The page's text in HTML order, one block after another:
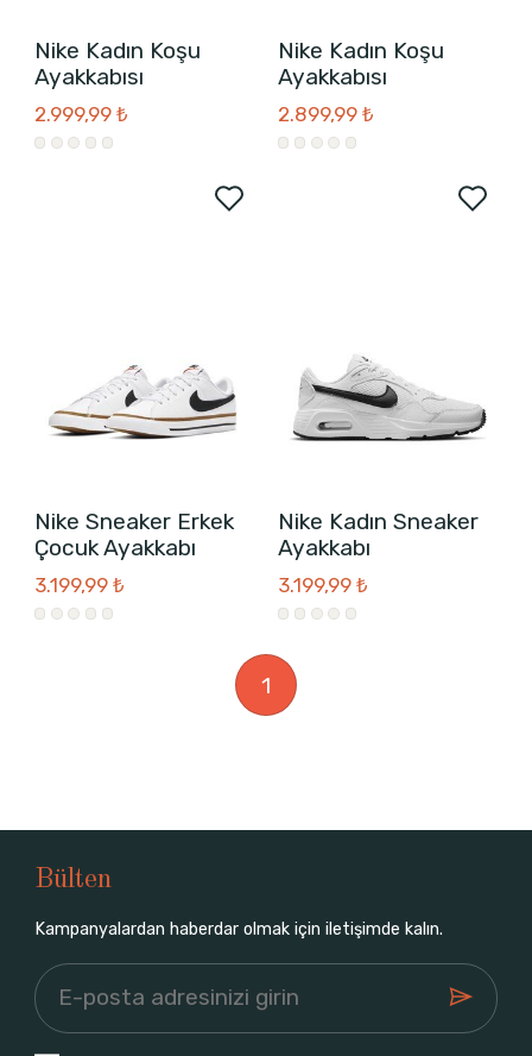
Nike Kadın Koşu
Ayakkabısı
2.999,99 ₺
Nike Kadın Koşu
Ayakkabısı
2.899,99 ₺
Nike Sneaker Erkek
Çocuk Ayakkabı
3.199,99 ₺
Nike Kadın Sneaker
Ayakkabı
3.199,99 ₺
1
Bülten
Kampanyalardan haberdar olmak için iletişimde kalın.